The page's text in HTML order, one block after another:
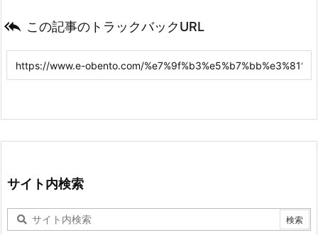
 この記事のトラックバックURL
サイト内検索